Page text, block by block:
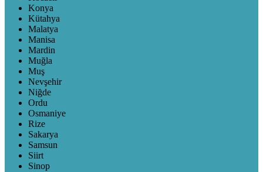
Konya
Kütahya
Malatya
Manisa
Mardin
Muğla
Muş
Nevşehir
Niğde
Ordu
Osmaniye
Rize
Sakarya
Samsun
Siirt
Sinop